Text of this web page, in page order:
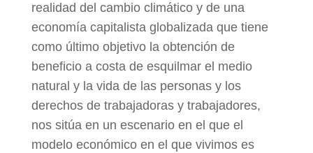
realidad del cambio climático y de una
economía capitalista globalizada que tiene
como último objetivo la obtención de
beneficio a costa de esquilmar el medio
natural y la vida de las personas y los
derechos de trabajadoras y trabajadores,
nos sitúa en un escenario en el que el
modelo económico en el que vivimos es